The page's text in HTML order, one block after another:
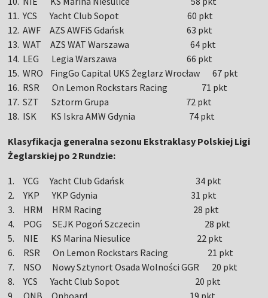
11. YCS Yacht Club Sopot 60 pkt
12. AWF AZS AWFiS Gdańsk 63 pkt
13. WAT AZS WAT Warszawa 64 pkt
14. LEG Legia Warszawa 66 pkt
15. WRO FingGo Capital UKS Żeglarz Wrocław 67 pkt
16. RSR On Lemon Rockstars Racing 71 pkt
17. SZT Sztorm Grupa 72 pkt
18. ISK KS Iskra AMW Gdynia 74 pkt
Klasyfikacja generalna sezonu Ekstraklasy Polskiej Ligi
Żeglarskiej po 2 Rundzie:
1. YCG Yacht Club Gdańsk 34 pkt
2. YKP YKP Gdynia 31 pkt
3. HRM HRM Racing 28 pkt
4. POG SEJK Pogoń Szczecin 28 pkt
5. NIE KS Marina Niesulice 22 pkt
6. RSR On Lemon Rockstars Racing 21 pkt
7. NSO Nowy Sztynort Osada Wolności GGR 20 pkt
8. YCS Yacht Club Sopot 20 pkt